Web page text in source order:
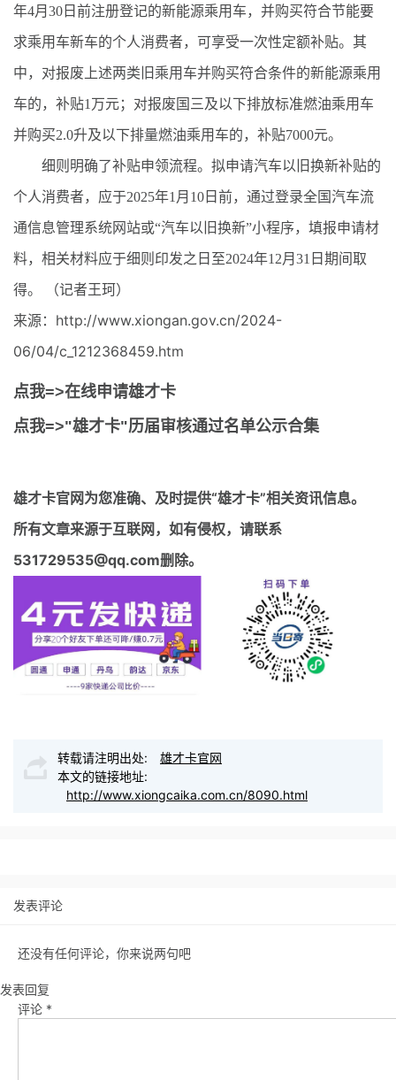
年4月30日前注册登记的新能源乘用车，并购买符合节能要
求乘用车新车的个人消费者，可享受一次性定额补贴。其
中，对报废上述两类旧乘用车并购买符合条件的新能源乘用
车的，补贴1万元；对报废国三及以下排放标准燃油乘用车
并购买2.0升及以下排量燃油乘用车的，补贴7000元。
细则明确了补贴申领流程。拟申请汽车以旧换新补贴的
个人消费者，应于2025年1月10日前，通过登录全国汽车流
通信息管理系统网站或“汽车以旧换新”小程序，填报申请材
料，相关材料应于细则印发之日至2024年12月31日期间取
得。 （记者王珂）
来源：http://www.xiongan.gov.cn/2024-
06/04/c_1212368459.htm
点我=>在线申请雄才卡
点我=>"雄才卡"历届审核通过名单公示合集
雄才卡官网为您准确、及时提供“雄才卡”相关资讯信息。
所有文章来源于互联网，如有侵权，请联系
531729535@qq.com删除。
转载请注明出处:
雄才卡官网
本文的链接地址:
http://www.xiongcaika.com.cn/8090.html
发表评论
还没有任何评论，你来说两句吧
发表回复
评论 *